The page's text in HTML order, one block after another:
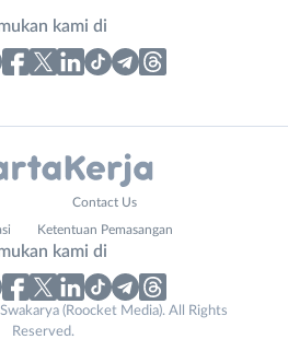
kami di
Contact Us
Ketentuan Pemasangan
kami di
(Roocket Media). All Rights
Reserved.